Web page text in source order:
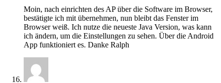
Moin, nach einrichten des AP über die Software im Browser,
bestätigte ich mit übernehmen, nun bleibt das Fenster im
Browser weiß. Ich nutze die neueste Java Version, was kann
ich ändern, um die Einstellungen zu sehen. Über die Android
App funktioniert es. Danke Ralph